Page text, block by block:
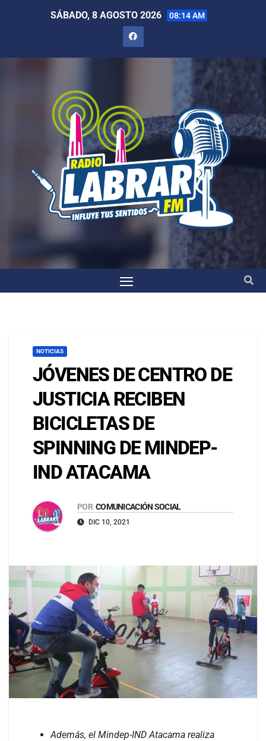
SÁBADO, 8 AGOSTO 2026 08:14 AM
NOTICIAS
JÓVENES DE CENTRO DE
JUSTICIA RECIBEN
BICICLETAS DE
SPINNING DE MINDEP-
IND ATACAMA
POR COMUNICACIÓN SOCIAL
DIC 10, 2021
Además, el Mindep-IND Atacama realiza